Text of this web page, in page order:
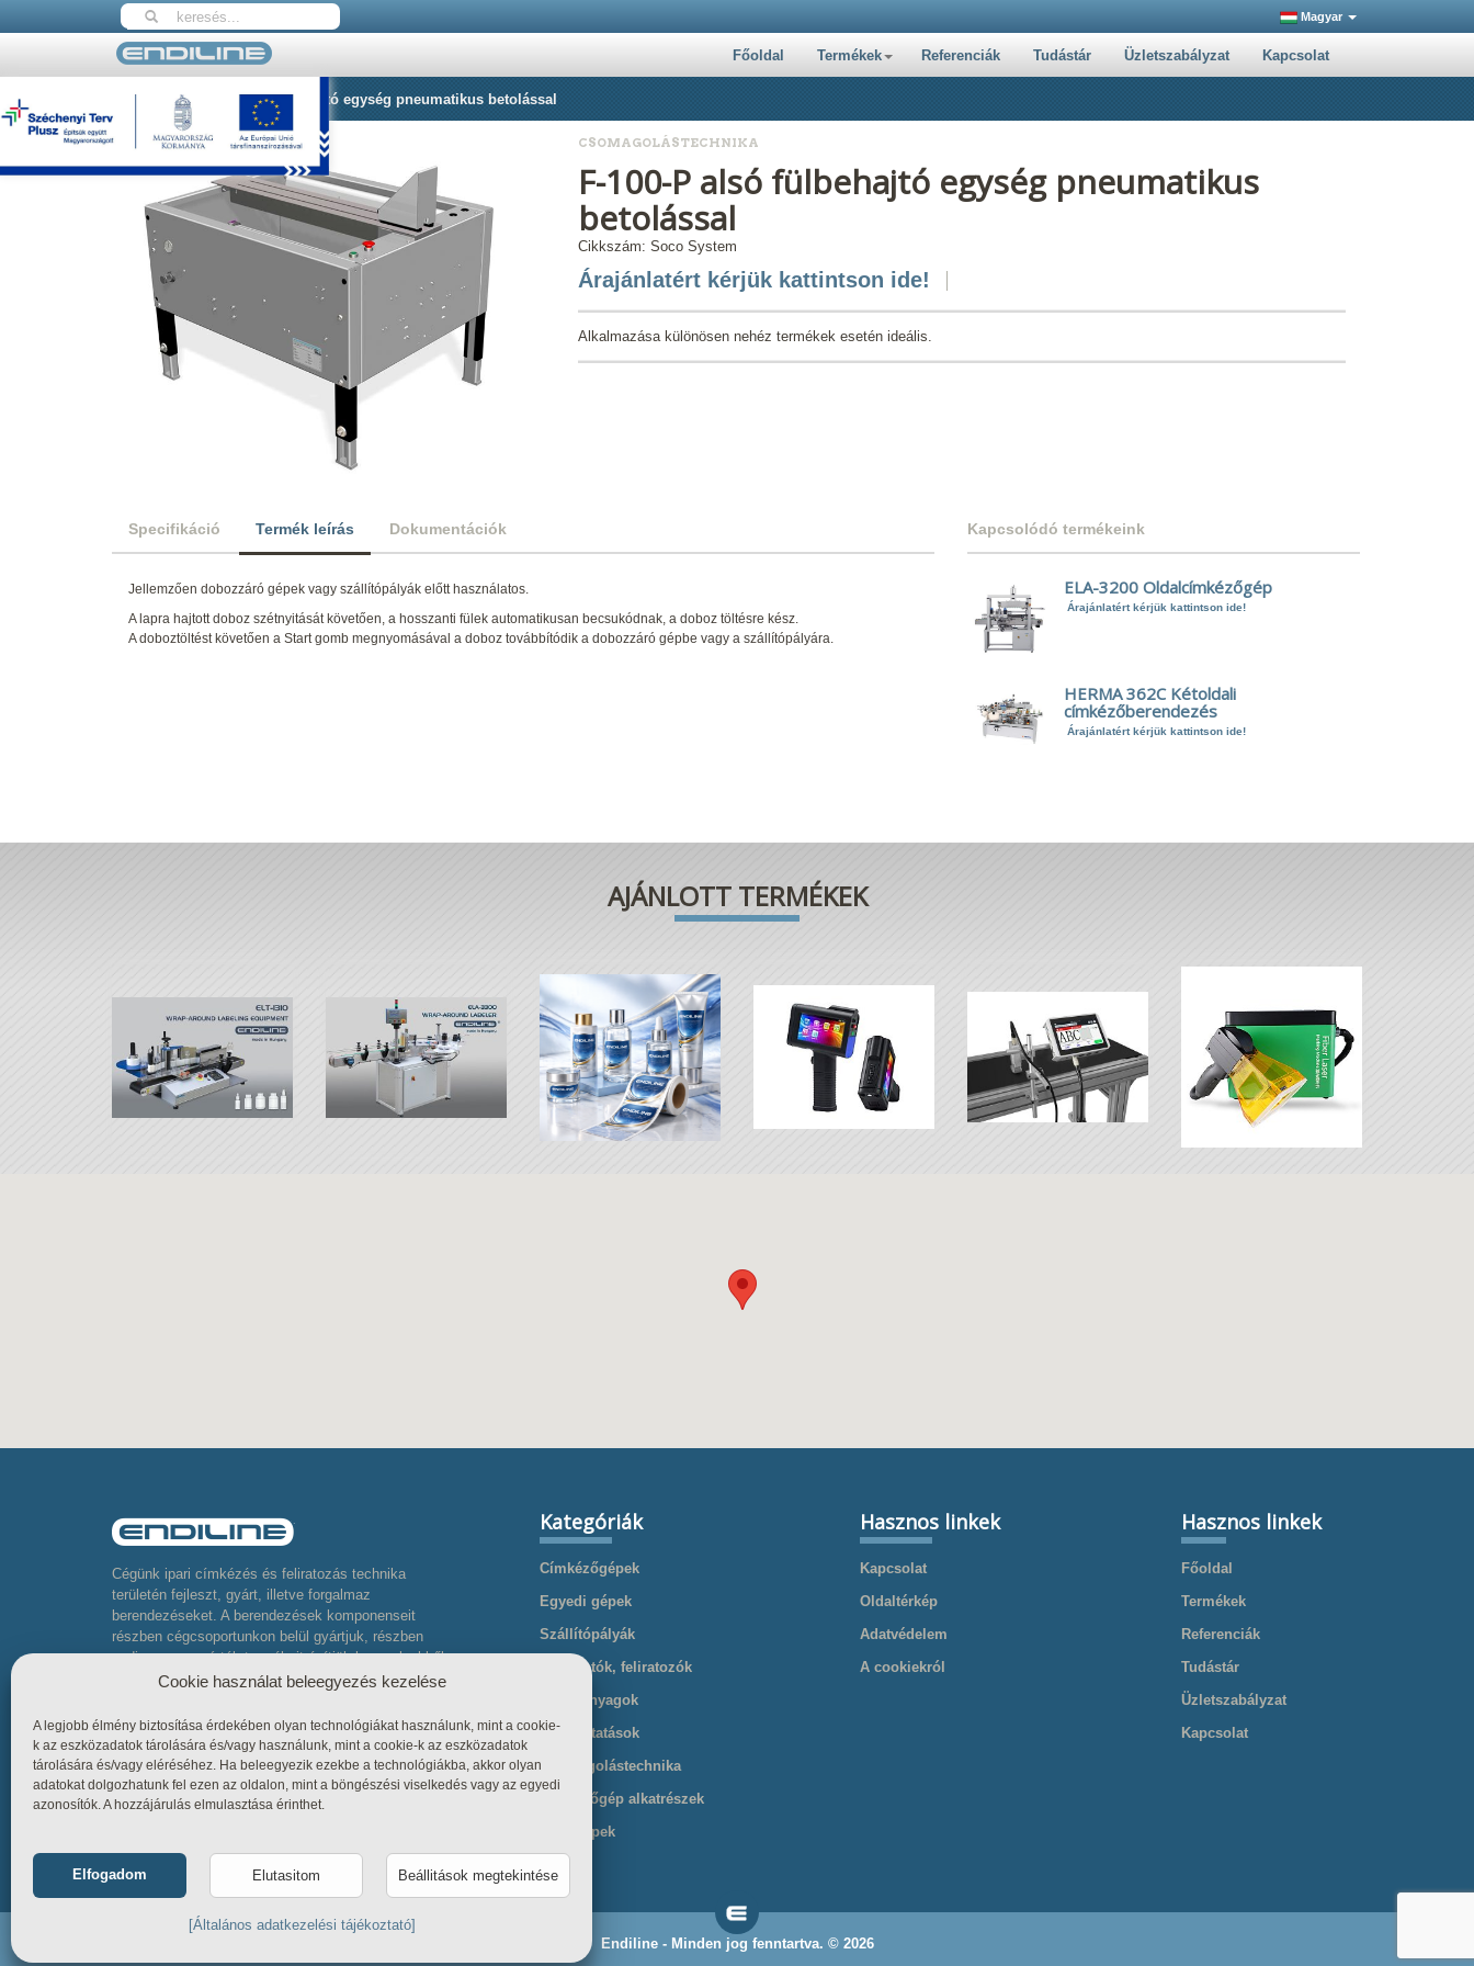
Magyar
Főoldal Termékek Referenciák Tudástár Üzletszabályzat Kapcsolat
Nyitólap F-100-P alsó fülbehajtó egység pneumatikus betolással
CSOMAGOLÁSTECHNIKA
F-100-P alsó fülbehajtó egység pneumatikus
betolással
Cikkszám: Soco System
Árajánlatért kérjük kattintson ide!
Alkalmazása különösen nehéz termékek esetén ideális.
Specifikáció Termék leírás Dokumentációk
Jellemzően dobozzáró gépek vagy szállítópályák előtt használatos.
A lapra hajtott doboz szétnyitását követően, a hosszanti fülek automatikusan becsukódnak, a doboz töltésre kész.
A doboztöltést követően a Start gomb megnyomásával a doboz továbbítódik a dobozzáró gépbe vagy a szállítópályára.
Kapcsolódó termékeink
ELA-3200 Oldalcímkézőgép
Árajánlatért kérjük kattintson ide!
HERMA 362C Kétoldali
címkézőberendezés
Árajánlatért kérjük kattintson ide!
AJÁNLOTT TERMÉKEK
Cégünk ipari címkézés és feliratozás technika
területén fejleszt, gyárt, illetve forgalmaz
berendezéseket. A berendezések komponenseit
részben cégcsoportunkon belül gyártjuk, részben
pedig neves gyártók termékeit építjük be, melyekből
komplett összetett berendezéseket készítünk
Kategóriák
Címkézőgépek
Egyedi gépek
Szállítópályák
Nyomtatók, feliratozók
Kellékanyagok
Szolgáltatások
Csomagolástechnika
Cimkézőgép alkatrészek
Töltőgépek
Hasznos linkek
Kapcsolat
Oldaltérkép
Adatvédelem
A cookiekról
Hasznos linkek
Főoldal
Termékek
Referenciák
Tudástár
Üzletszabályzat
Kapcsolat
Endiline - Minden jog fenntartva. © 2026
Cookie használat beleegyezés kezelése
A legjobb élmény biztosítása érdekében olyan technológiákat használunk, mint a cookie-
k az eszközadatok tárolására és/vagy használunk, mint a cookie-k az eszközadatok
tárolására és/vagy eléréséhez. Ha beleegyezik ezekbe a technológiákba, akkor olyan
adatokat dolgozhatunk fel ezen az oldalon, mint a böngészési viselkedés vagy az egyedi
azonosítók. A hozzájárulás elmulasztása érinthet.
Funkcionális Mindig bekapcsolva
Elfogadom Elutasitom Beállitások megtekintése
[Általános adatkezelési tájékoztató]